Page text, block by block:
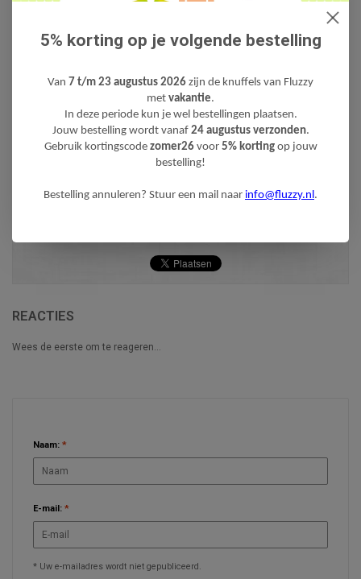
progress zijn. Daarom ben ik altijd op zoek naar mensen die
kritisch en open mind naar de website, het assortiment en de
klopt er iets niet op de website, ontbreekt er iets in het
assortiment, wat kan beter, wat is goed? Constructieve
Het orginele interview is hier te vinden:
REACTIES
Wees de eerste om te reageren...
Naam: *
E-mail: *
* Uw e-mailadres wordt niet gepubliceerd.
5% korting op je volgende bestelling
Van 7 t/m 23 augustus 2026 zijn de knuffels van Fluzzy
met vakantie.
In deze periode kun je wel bestellingen plaatsen.
Jouw bestelling wordt vanaf 24 augustus verzonden.
Gebruik kortingscode zomer26 voor 5% kortingop jouw
bestelling!
Bestelling annuleren? Stuur een mail naar info@fluzzy.nl.